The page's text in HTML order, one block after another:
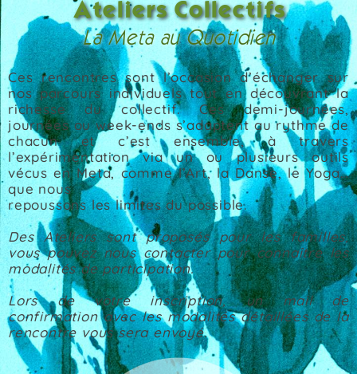
Ateliers Collectifs
La Meta au Quotidien
Ces rencontres sont l’occasion d’échanger sur
nos parcours individuels tout en découvrant la
richesse du collectif. Ces demi-journées,
journées ou week-ends s’adaptent au rythme de
chacun et c’est ensemble, à travers
l’expérimentation via un ou plusieurs outils
vécus en Meta, comme l’Art, la Danse, le Yoga…
que nous
repoussons les limites du possible.
Des Ateliers sont proposés pour les familles,
vous pouvez nous contacter pour connaître les
modalités de participation.
Lors de votre inscription, un mail de
confirmation avec les modalités détaillées de la
rencontre vous sera envoyé.